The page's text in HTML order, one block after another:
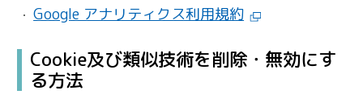
Google アナリティクス利用規約
Cookie及び類似技術を削除・無効にす
る方法